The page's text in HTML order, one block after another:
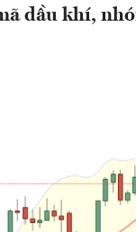
dầu khí,